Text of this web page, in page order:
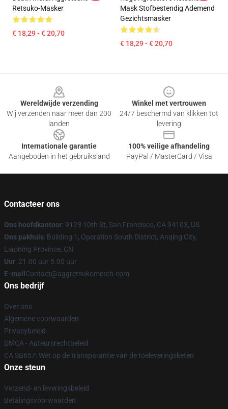
Retsuko-Masker
€ 18,29 - € 20,70
Mask Stofbestendig Ademend
Gezichtsmasker
€ 18,29 - € 20,70
Wereldwijde verzending
Wij verzenden naar meer dan 200
landen
Winkel met vertrouwen
24/7 beschermd van klikken tot
levering
Internationale garantie
Aangeboden in het gebruiksland
100% veilige afhandeling
PayPal / MasterCard / Visa
Contacteer ons
Ons hoofdkantoor: 9123 10th St, San Francisco, CA 94103, US
Ons pakhuis: Building 1, Operation South District, Anqing City,
Liaoning Province, CN
Uur: 21.00 uur 5.00 uur
E-mail Contact@aggretsukomerch.com
Ons bedrijf
Over ons
Algemene voorwaarden
Privacybeleid
DMCA - Auteursrechtbeleid
CA SB657: Wet op de transparantie van de toeleveringsketen
Onze steun
Verzend- en leveringsbeleid
Betalingsvoorwaarden